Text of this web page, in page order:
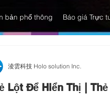
bản phổ thông Báo giá Trực
Lột Để Hiển Thị | Thẻ
淩雲科技 Holo solution Inc.